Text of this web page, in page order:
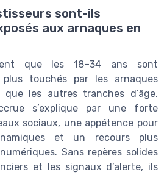
sont-ils
aux arnaques en
que les 18–34 ans sont
plus touchés par les arnaques
les autres tranches d’âge.
s’explique par une forte
sociaux, une appétence pour
et un recours plus
Sans repères solides
et les signaux d’alerte, ils